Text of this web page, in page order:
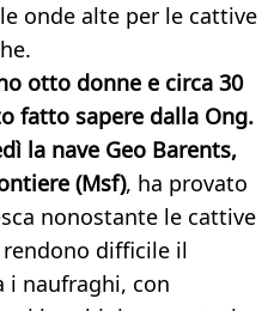
onde alte per le cattive
otto donne e circa 30
fatto sapere dalla Ong.
la nave Geo Barents,
(Msf), ha provato
nonostante le cattive
difficile il
i naufraghi, con